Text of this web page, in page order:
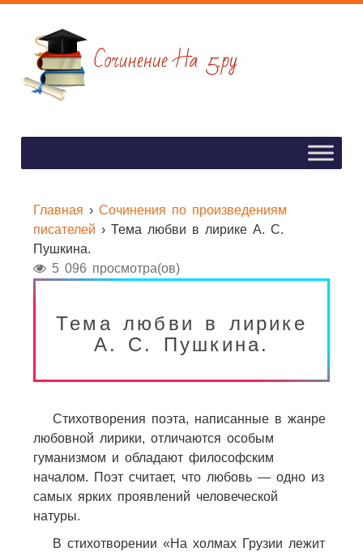
Главная › Сочинения по произведениям
писателей › Тема любви в лирике А. С.
Пушкина.
5 096 просмотра(ов)
Тема любви в лирике
А. С. Пушкина.
Стихотворения поэта, написанные в жанре
любовной лирики, отличаются особым
гуманизмом и обладают философским
началом. Поэт считает, что любовь — одно из
самых ярких проявлений человеческой
натуры.
В стихотворении «На холмах Грузии лежит